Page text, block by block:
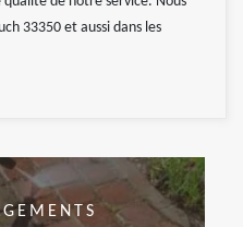
33350 et aussi dans les